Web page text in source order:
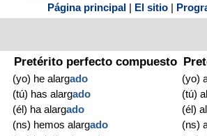
Página principal
El sitio
Pretérito perfecto compuesto
(yo) he alargado
(tú) has alargado
(él) ha alargado
(ns) hemos alargado
(yo)
(tú)
(él)
(ns)